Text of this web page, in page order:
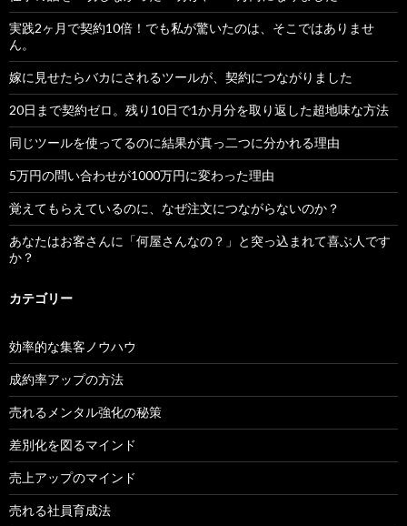
実践2ヶ月で契約10倍！でも私が驚いたのは、そこではありませ
ん。
嫁に見せたらバカにされるツールが、契約につながりました
20日まで契約ゼロ。残り10日で1か月分を取り返した超地味な方法
同じツールを使ってるのに結果が真っ二つに分かれる理由
5万円の問い合わせが1000万円に変わった理由
覚えてもらえているのに、なぜ注文につながらないのか？
あなたはお客さんに「何屋さんなの？」と突っ込まれて喜ぶ人です
か？
カテゴリー
効率的な集客ノウハウ
成約率アップの方法
売れるメンタル強化の秘策
差別化を図るマインド
売上アップのマインド
売れる社員育成法